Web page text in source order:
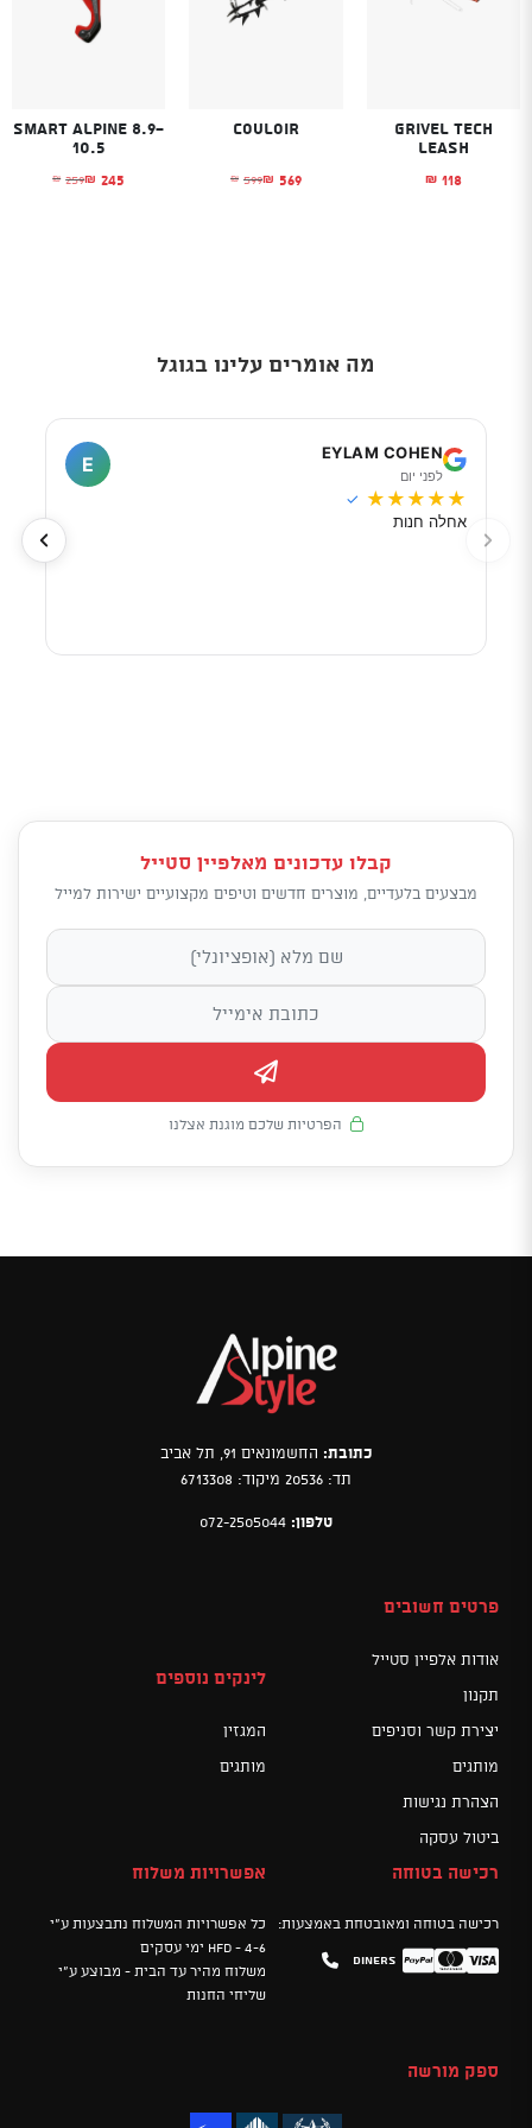
Grivel Tech
leash
₪ 118
Couloir
₪ 599
המחיר המקורי היה: ₪599.₪ 569 המחיר הנוכחי הוא: ₪569.
Smart Alpine 8.9-
10.5
₪ 259
המחיר המקורי₪ 245 המחיר הנוכחי
מה אומרים עלינו בגוגל
EYLAM COHEN
לפני יום
E
★
★
★
★
★
✓
אחלה חנות
קבלו עדכונים מאלפיין סטייל
מבצעים בלעדיים, מוצרים חדשים וטיפים מקצועיים ישירות למייל
הפרטיות שלכם מוגנת אצלנו
כתובת: החשמונאים 91, תל אביב
תד: 20536 מיקוד: 6713308
טלפון: 072-2505044
פרטים חשובים
אודות אלפיין סטייל
תקנון
יצירת קשר וסניפים
מותגים
הצהרת נגישות
ביטול עסקה
לינקים נוספים
המגזין
מותגים
רכישה בטוחה
רכישה בטוחה ומאובטחת באמצעות:
Visa
Mastercard
PayPal
Diners
אפשרויות משלוח
כל אפשרויות המשלוח נתבצעות ע"י
HFD - 4-6 ימי עסקים
משלוח מהיר עד הבית - מבוצע ע"י
שליחי החנות
ספק מורשה